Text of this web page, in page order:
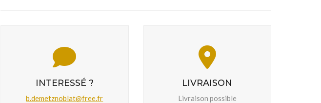
INTERESSÉ ?
b.demetznoblat@free.fr
LIVRAISON
Livraison possible